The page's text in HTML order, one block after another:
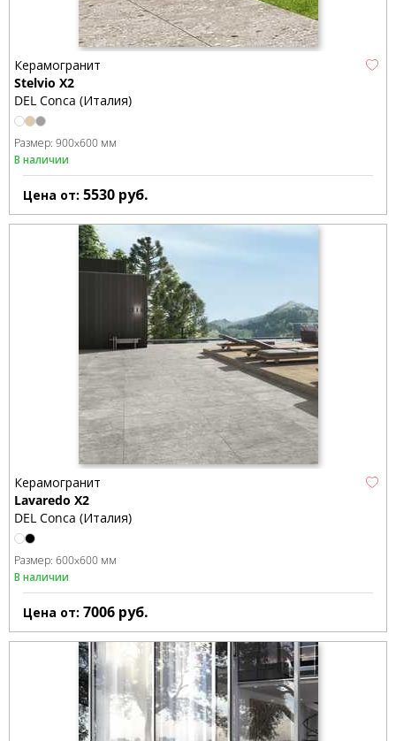
Керамогранит
Stelvio X2
DEL Conca (Италия)
Размер: 900x600 мм
В наличии
Цена от: 5530 руб.
Керамогранит
Lavaredo X2
DEL Conca (Италия)
Размер: 600x600 мм
В наличии
Цена от: 7006 руб.